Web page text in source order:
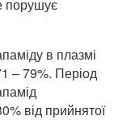
порушує
в плазмі
– 79%. Період
від прийнятої